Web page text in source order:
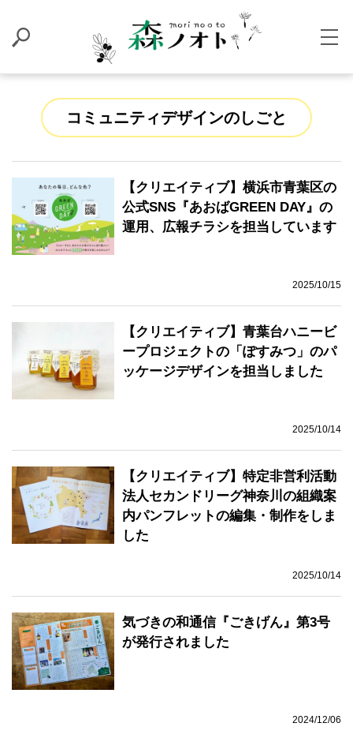
コミュニティデザインのしごと
【クリエイティブ】横浜市青葉区の
公式SNS『あおばGREEN DAY』の
運用、広報チラシを担当しています
2025/10/15
【クリエイティブ】青葉台ハニービ
ープロジェクトの「ぽすみつ」のパ
ッケージデザインを担当しました
2025/10/14
【クリエイティブ】特定非営利活動
法人セカンドリーグ神奈川の組織案
内パンフレットの編集・制作をしま
した
2025/10/14
気づきの和通信『ごきげん』第3号
が発行されました
2024/12/06